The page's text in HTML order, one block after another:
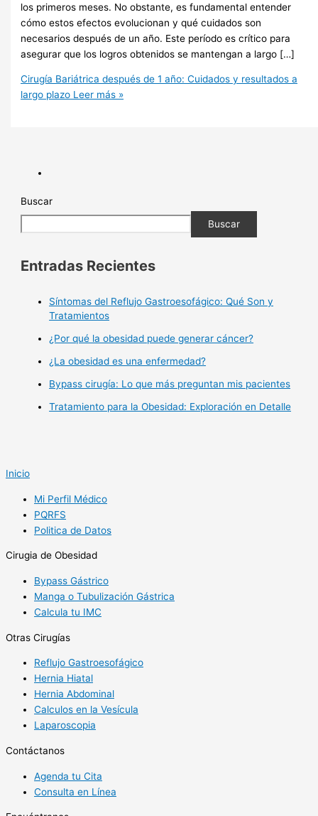
los primeros meses. No obstante, es fundamental entender
cómo estos efectos evolucionan y qué cuidados son
necesarios después de un año. Este período es crítico para
asegurar que los logros obtenidos se mantengan a largo […]
Cirugía Bariátrica después de 1 año: Cuidados y resultados a
largo plazo Leer más »
Buscar
Buscar
Entradas Recientes
Síntomas del Reflujo Gastroesofágico: Qué Son y
Tratamientos
¿Por qué la obesidad puede generar cáncer?
¿La obesidad es una enfermedad?
Bypass cirugía: Lo que más preguntan mis pacientes
Tratamiento para la Obesidad: Exploración en Detalle
Inicio
Mi Perfil Médico
PQRFS
Politica de Datos
Cirugia de Obesidad
Bypass Gástrico
Manga o Tubulización Gástrica
Calcula tu IMC
Otras Cirugías
Reflujo Gastroesofágico
Hernia Hiatal
Hernia Abdominal
Calculos en la Vesícula
Laparoscopia
Contáctanos
Agenda tu Cita
Consulta en Línea